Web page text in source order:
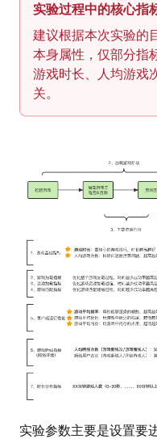
实验过程中的核心指
建议根据本次实验的
本身属性，仅部分指
游戏时长、人均游戏
关。
实验参数主要是设置要